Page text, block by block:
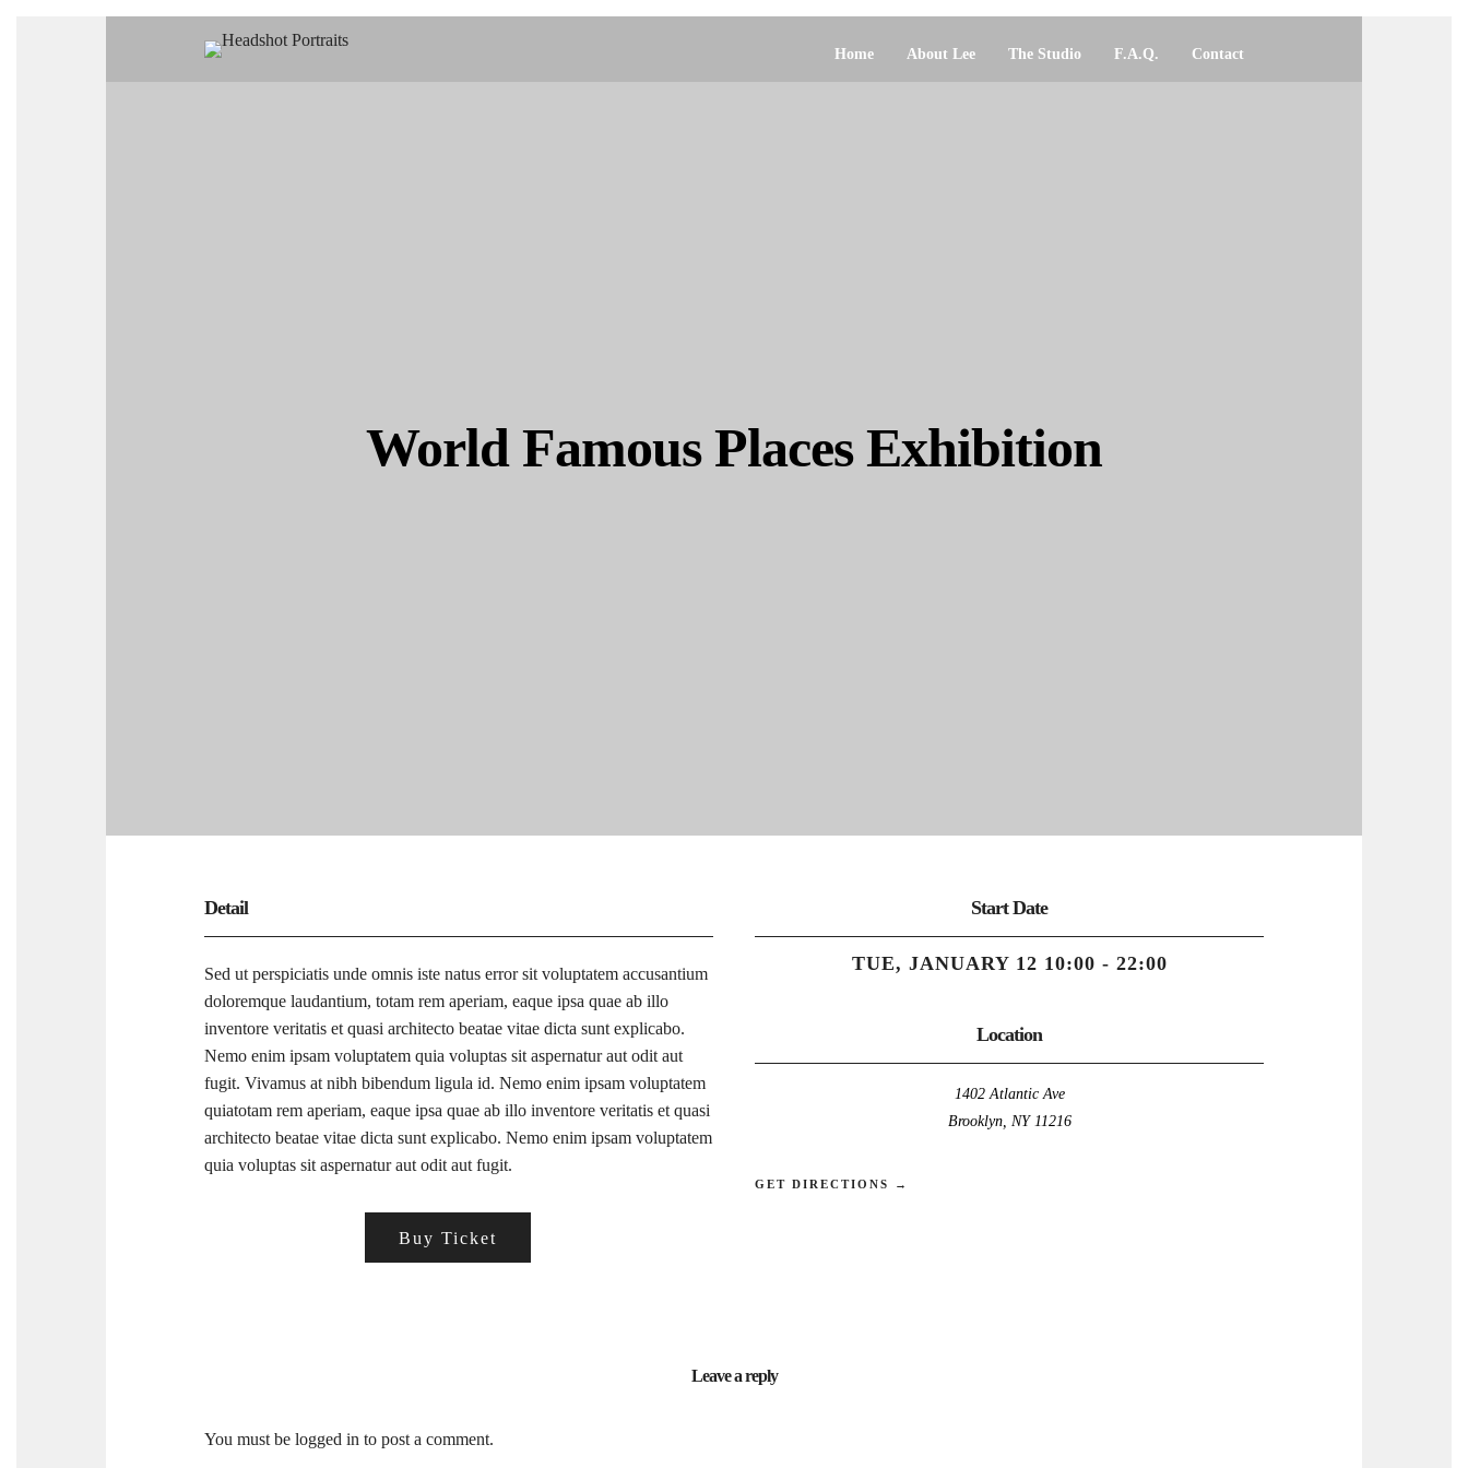
Home About Lee The Studio F.A.Q. Contact
World Famous Places Exhibition
Detail
Sed ut perspiciatis unde omnis iste natus error sit voluptatem accusantium
doloremque laudantium, totam rem aperiam, eaque ipsa quae ab illo
inventore veritatis et quasi architecto beatae vitae dicta sunt explicabo.
Nemo enim ipsam voluptatem quia voluptas sit aspernatur aut odit aut
fugit. Vivamus at nibh bibendum ligula id. Nemo enim ipsam voluptatem
quiatotam rem aperiam, eaque ipsa quae ab illo inventore veritatis et quasi
architecto beatae vitae dicta sunt explicabo. Nemo enim ipsam voluptatem
quia voluptas sit aspernatur aut odit aut fugit.
Buy Ticket
Start Date
TUE, JANUARY 12 10:00 - 22:00
Location
1402 Atlantic Ave
Brooklyn, NY 11216
GET DIRECTIONS →
Leave a reply
You must be logged in to post a comment.